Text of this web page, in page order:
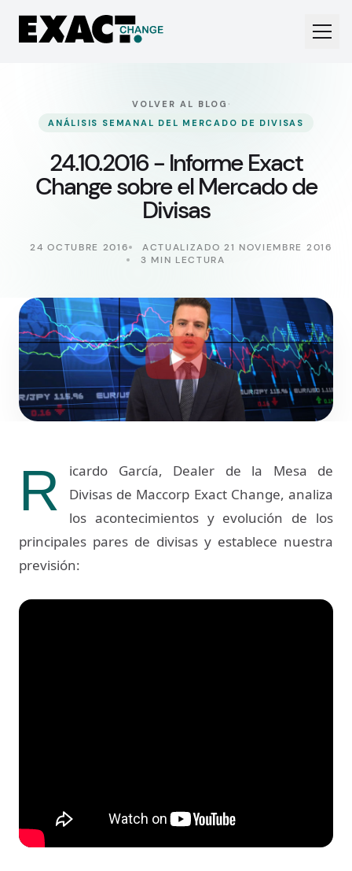
VOLVER AL BLOG ·
ANÁLISIS SEMANAL DEL MERCADO DE DIVISAS
24.10.2016 - Informe Exact
Change sobre el Mercado de
Divisas
24 OCTUBRE 2016
ACTUALIZADO 21 NOVIEMBRE 2016
3 MIN LECTURA
R
icardo García, Dealer de la Mesa de
Divisas de Maccorp Exact Change, analiza
los acontecimientos y evolución de los
principales pares de divisas y establece nuestra
previsión: